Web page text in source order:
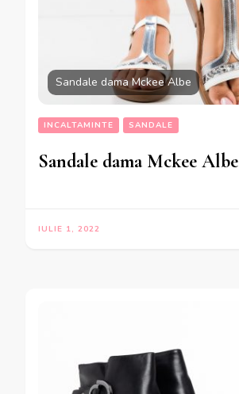
Sandale dama Mckee Albe
INCALTAMINTE SANDALE
Sandale dama Mckee Albe
IULIE 1, 2022